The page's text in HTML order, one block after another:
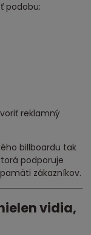
podobu:
reklamný
billboardu tak
podporuje
zákazníkov.
vidia,